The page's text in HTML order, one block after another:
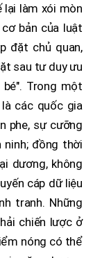
lại làm xói mòn
bản của luật
đặt chủ quan,
sau tư duy ưu
Trong một
các quốc gia
phe, sự cưỡng
ninh; đồng thời
dương, không
cáp dữ liệu
tranh. Những
chiến lược ở
nóng có thể